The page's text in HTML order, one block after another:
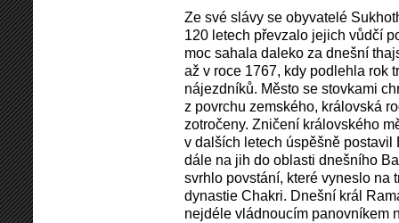
Ze své slávy se obyvatelé
120 letech převzalo jejich vůdčí
moc sahala daleko za dnešní
až v roce 1767, kdy podlehla rok
nájezdníků. Město se stovkami
z povrchu zemského, královská
zotročeny. Zničení královského
v dalších letech úspěšně
dále na jih do oblasti dnešního
svrhlo povstání, které vyneslo na
dynastie Chakri. Dnešní král
nejdéle vládnoucím panovníkem